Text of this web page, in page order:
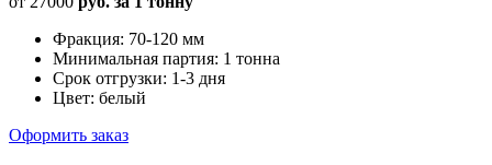
Фракция: 70-120 мм
Минимальная партия: 1 тонна
Срок отгрузки: 1-3 дня
Цвет: белый
Оформить заказ